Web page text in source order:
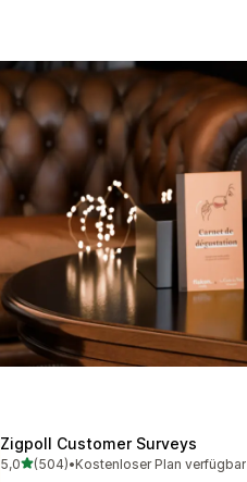
Zigpoll Customer Surveys
5,0von 5 Sternen
(504)
504 Rezensionen insgesamt
•Kostenloser Plan verfügbar